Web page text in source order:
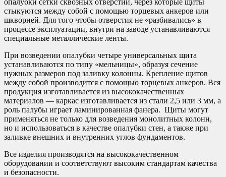
стыкуются между собой с помощью торцевых анкеров или
шкворней. Для того чтобы отверстия не «разбивались» в
процессе эксплуатации, внутри на заводе устанавливаются
специальные металлические ленты.
При возведении опалубки четыре универсальных щита
устанавливаются по типу «мельницы», образуя сечение
нужных размеров под заливку колонны. Крепление щитов
между собой производится с помощью торцевых анкеров. Вся
продукция изготавливается из высококачественных
материалов — каркас изготавливается из стали 2,5 или 3 мм, а
роль палубы играет ламинированная фанера. Щиты могут
применяться не только для возведения монолитных колонн,
но и использоваться в качестве опалубки стен, а также при
заливке внешних и внутренних углов фундаментов.
Все изделия производятся на высококачественном
оборудовании и соответствуют высоким стандартам качества
и безопасности.